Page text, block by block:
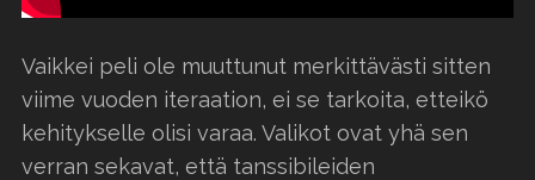
Vaikkei peli ole muuttunut merkittävästi sitten
viime vuoden iteraation, ei se tarkoita, etteikö
kehitykselle olisi varaa. Valikot ovat yhä sen
verran sekavat, että tanssibileiden